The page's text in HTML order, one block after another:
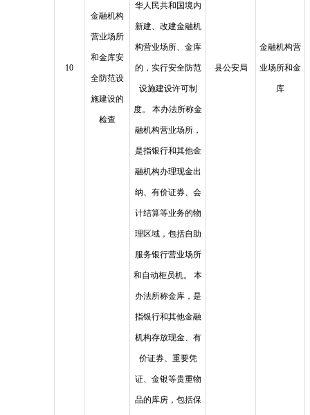
10
金融机构
营业场所
和金库安
全防范设
施建设的
检查
华人民共和国境内
新建、改建金融机
构营业场所、金库
的，实行安全防范
设施建设许可制
度。 本办法所称金
融机构营业场所，
是指银行和其他金
融机构办理现金出
纳、有价证券、会
计结算等业务的物
理区域，包括自助
服务银行营业场所
和自动柜员机。 本
办法所称金库，是
指银行和其他金融
机构存放现金、有
价证券、重要凭
证、金银等贵重物
品的库房，包括保
县公安局
金融机构营
业场所和金
库